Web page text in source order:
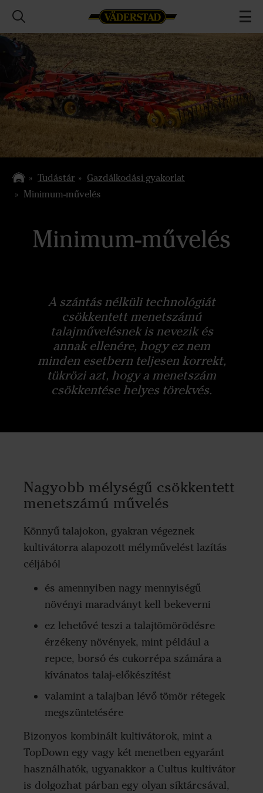
Tudástár
Gazdálkodási gyakorlat
Minimum-művelés
Minimum-művelés
A szántás nélküli technológiát
csökkentett menetszámú
talajművelésnek is nevezik és
annak ellenére, hogy ez nem
minden esetbern teljesen korrekt,
tükrözi azt, hogy a menetszám
csökkentése helyes törekvés.
Nagyobb mélységű csökkentett
menetszámú művelés
Könnyű talajokon, gyakran végeznek
kultivátorra alapozott mélyművelést lazítás
céljából
és amennyiben nagy mennyiségű
növényi maradványt kell bekeverni
ez lehetővé teszi a talajtömörödésre
érzékeny növények, mint például a
repce, borsó és cukorrépa számára a
kívánatos talaj-előkészítést
valamint a talajban lévő tömör rétegek
megszüntetésére
Bizonyos kombinált kultivátorok, mint a
TopDown egy vagy két menetben egyaránt
használhatók, ugyanakkor a Cultus kultivátor
is dolgozhat párban egy olyan síktárcsával,